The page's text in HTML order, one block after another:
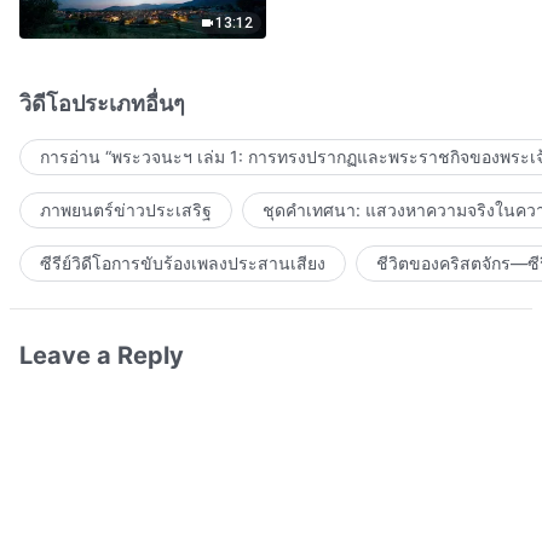
13:12
วิดีโอประเภทอื่นๆ
การอ่าน “พระวจนะฯ เล่ม 1: การทรงปรากฏและพระราชกิจของพระเ
ภาพยนตร์ข่าวประเสริฐ ชุดคำเทศนา: แสวงหาความจริงในคว
ซีรีย์วิดีโอการขับร้องเพลงประสานเสียง ชีวิตของคริสตจักร—ซี
Leave a Reply